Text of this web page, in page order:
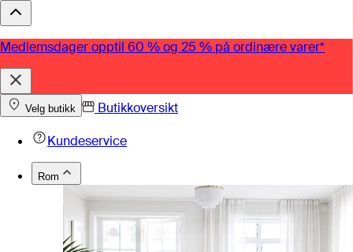
Medlemsdager opptil 60 % og 25 % på ordinære varer*
Velg butikk
Butikkoversikt
Kundeservice
Rom